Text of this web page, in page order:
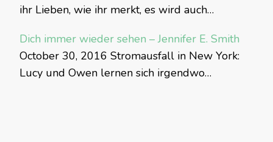
ihr Lieben, wie ihr merkt, es wird auch…
Dich immer wieder sehen – Jennifer E. Smith
October 30, 2016 Stromausfall in New York:
Lucy und Owen lernen sich irgendwo…